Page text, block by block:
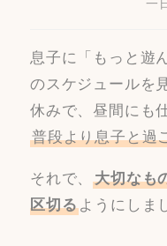
一
息子に「もっと遊
のスケジュールを
休みで、昼間にも
普段より息子と過
それで、大切なも
区切るようにしま